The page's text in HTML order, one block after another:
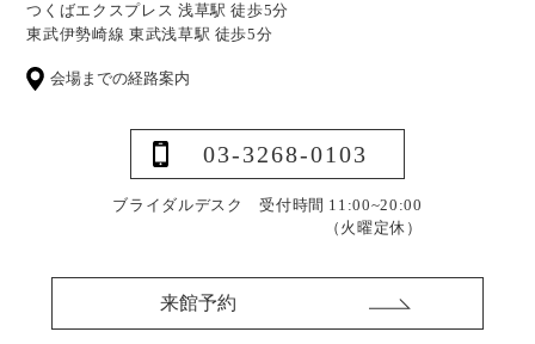
つくばエクスプレス 浅草駅 徒歩5分
東武伊勢崎線 東武浅草駅 徒歩5分
会場までの経路案内
03-3268-0103
ブライダルデスク 受付時間 11:00~20:00
（火曜定休）
来館予約